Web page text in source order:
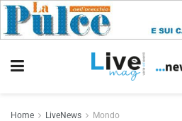
Home LiveNews Mondo